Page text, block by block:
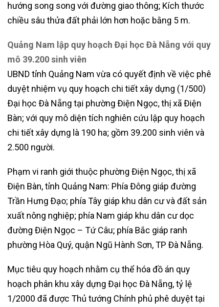
hướng song song với đường giao thông; Kích thước
chiều sâu thửa đất phải lớn hơn hoặc bằng 5 m.
Quảng Nam lập quy hoạch Đại học Đà Nẵng với quy
mô 39.200 sinh viên
UBND tỉnh Quảng Nam vừa có quyết định về việc phê
duyệt nhiệm vụ quy hoạch chi tiết xây dựng (1/500)
Đại học Đà Nẵng tại phường Điện Ngọc, thị xã Điện
Bàn; với quy mô diện tích nghiên cứu lập quy hoạch
chi tiết xây dựng là 190 ha; gồm 39.200 sinh viên và
2.500 người.
Phạm vi ranh giới thuộc phường Điện Ngọc, thị xã
Điện Bàn, tỉnh Quảng Nam: Phía Đông giáp đường
Trần Hưng Đạo; phía Tây giáp khu dân cư và đất sản
xuất nông nghiệp; phía Nam giáp khu dân cư dọc
đường Điện Ngọc – Tứ Câu; phía Bắc giáp ranh
phường Hòa Quý, quận Ngũ Hành Sơn, TP Đà Nẵng.
Mục tiêu quy hoạch nhằm cụ thể hóa đồ án quy
hoạch phân khu xây dựng Đại học Đà Nẵng, tỷ lệ
1/2000 đã được Thủ tướng Chính phủ phê duyệt tại